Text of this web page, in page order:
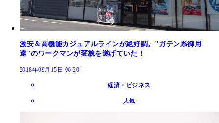
激安＆高機能カジュアルラインが絶好調。"ガテン系御用
達"のワークマンが変貌を遂げていた！
2018年09月15日 06:20
経済・ビジネス
人気